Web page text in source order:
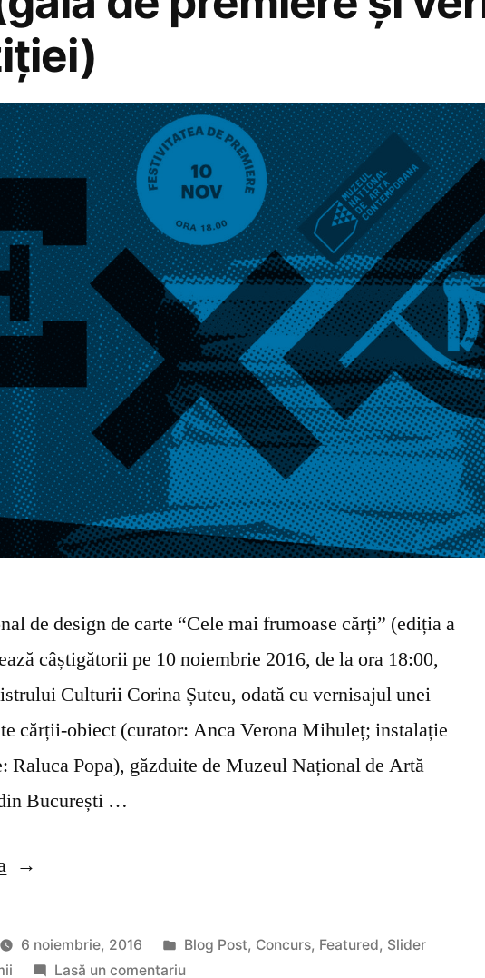
de design de carte “Cele mai frumoase cărți” (ediția a
câștigătorii pe 10 noiembrie 2016, de la ora 18:00,
Culturii Corina Șuteu, odată cu vernisajul unei
cărții-obiect (curator: Anca Verona Mihuleț; instalație
Raluca Popa), găzduite de Muzeul Național de Artă
București …
„Cele
Frumoase
Cărți
6 noiembrie, 2016
Publicat
în
Blog Post, Concurs, Featured, Slider
Lasă un comentariu